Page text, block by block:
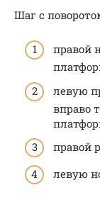
Шаг с
правой
левую
вправо
правой
левую